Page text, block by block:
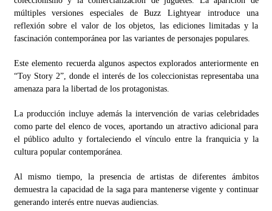
múltiples versiones especiales de Buzz Lightyear introduce una
reflexión sobre el valor de los objetos, las ediciones limitadas y la
fascinación contemporánea por las variantes de personajes populares.
Este elemento recuerda algunos aspectos explorados anteriormente en
“Toy Story 2”, donde el interés de los coleccionistas representaba una
amenaza para la libertad de los protagonistas.
La producción incluye además la intervención de varias celebridades
como parte del elenco de voces, aportando un atractivo adicional para
el público adulto y fortaleciendo el vínculo entre la franquicia y la
cultura popular contemporánea.
Al mismo tiempo, la presencia de artistas de diferentes ámbitos
demuestra la capacidad de la saga para mantenerse vigente y continuar
generando interés entre nuevas audiencias.